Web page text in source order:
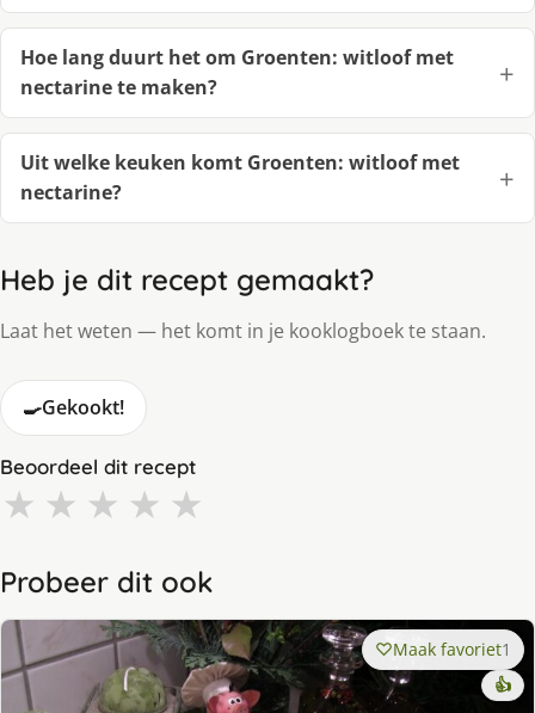
Hoe lang duurt het om Groenten: witloof met
nectarine te maken?
Uit welke keuken komt Groenten: witloof met
nectarine?
Heb je dit recept gemaakt?
Laat het weten — het komt in je kooklogboek te staan.
🍳Gekookt!
Beoordeel dit recept
★ ★ ★ ★ ★
Probeer dit ook
Maak favoriet1
👍